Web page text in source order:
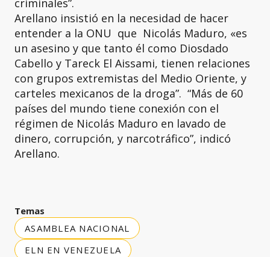
criminales”.
Arellano insistió en la necesidad de hacer
entender a la ONU que Nicolás Maduro, «es
un asesino y que tanto él como Diosdado
Cabello y Tareck El Aissami, tienen relaciones
con grupos extremistas del Medio Oriente, y
carteles mexicanos de la droga”. “Más de 60
países del mundo tiene conexión con el
régimen de Nicolás Maduro en lavado de
dinero, corrupción, y narcotráfico”, indicó
Arellano.
Temas
ASAMBLEA NACIONAL
ELN EN VENEZUELA